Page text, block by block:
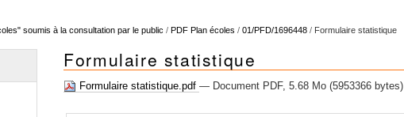
soumis à la consultation par le public / PDF Plan écoles / 01/PFD/1696448 / Formulaire statistique
Formulaire statistique
Formulaire statistique.pdf— Document PDF, 5.68 Mo (5953366 bytes)